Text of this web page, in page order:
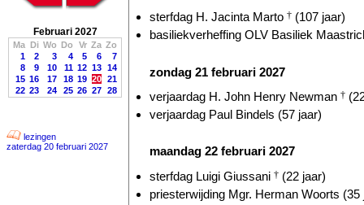
Februari 2027
Ma Di Wo Do Vr Za Zo
1
2 3 4 5 6
7
8
9 10 11 12 13 14
15 16 17 18 19 20 21
22 23 24 25 26 27 28
lezingen
zaterdag 20 februari 2027
sterfdag H. Jacinta Marto † (107 jaar)
basiliekverheffing OLV Basiliek
zondag 21 februari 2027
verjaardag H. John Henry Newman †
verjaardag Paul Bindels (57 jaar)
maandag 22 februari 2027
sterfdag Luigi Giussani † (22 jaar)
priesterwijding Mgr. Herman Woorts (35